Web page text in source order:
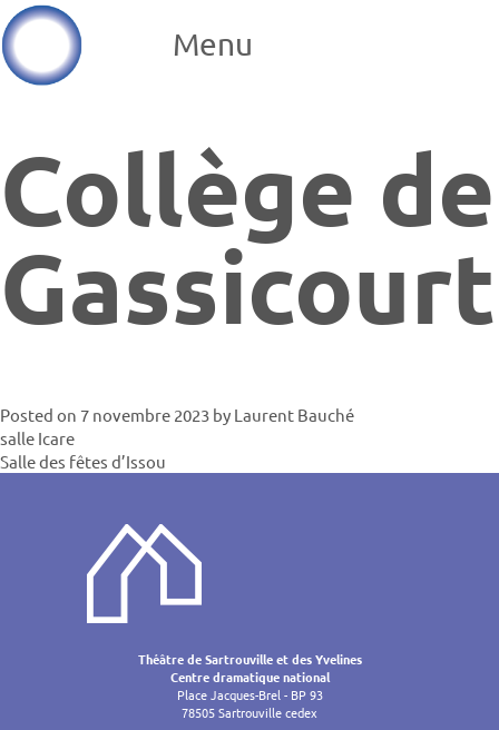
Menu
Collège de
Gassicourt
Posted on 7 novembre 2023 by Laurent Bauché
de
l’article
salle Icare
Salle des fêtes d’Issou
Théâtre de Sartrouville et des Yvelines
Centre dramatique national
Place Jacques-Brel - BP 93
78505 Sartrouville cedex